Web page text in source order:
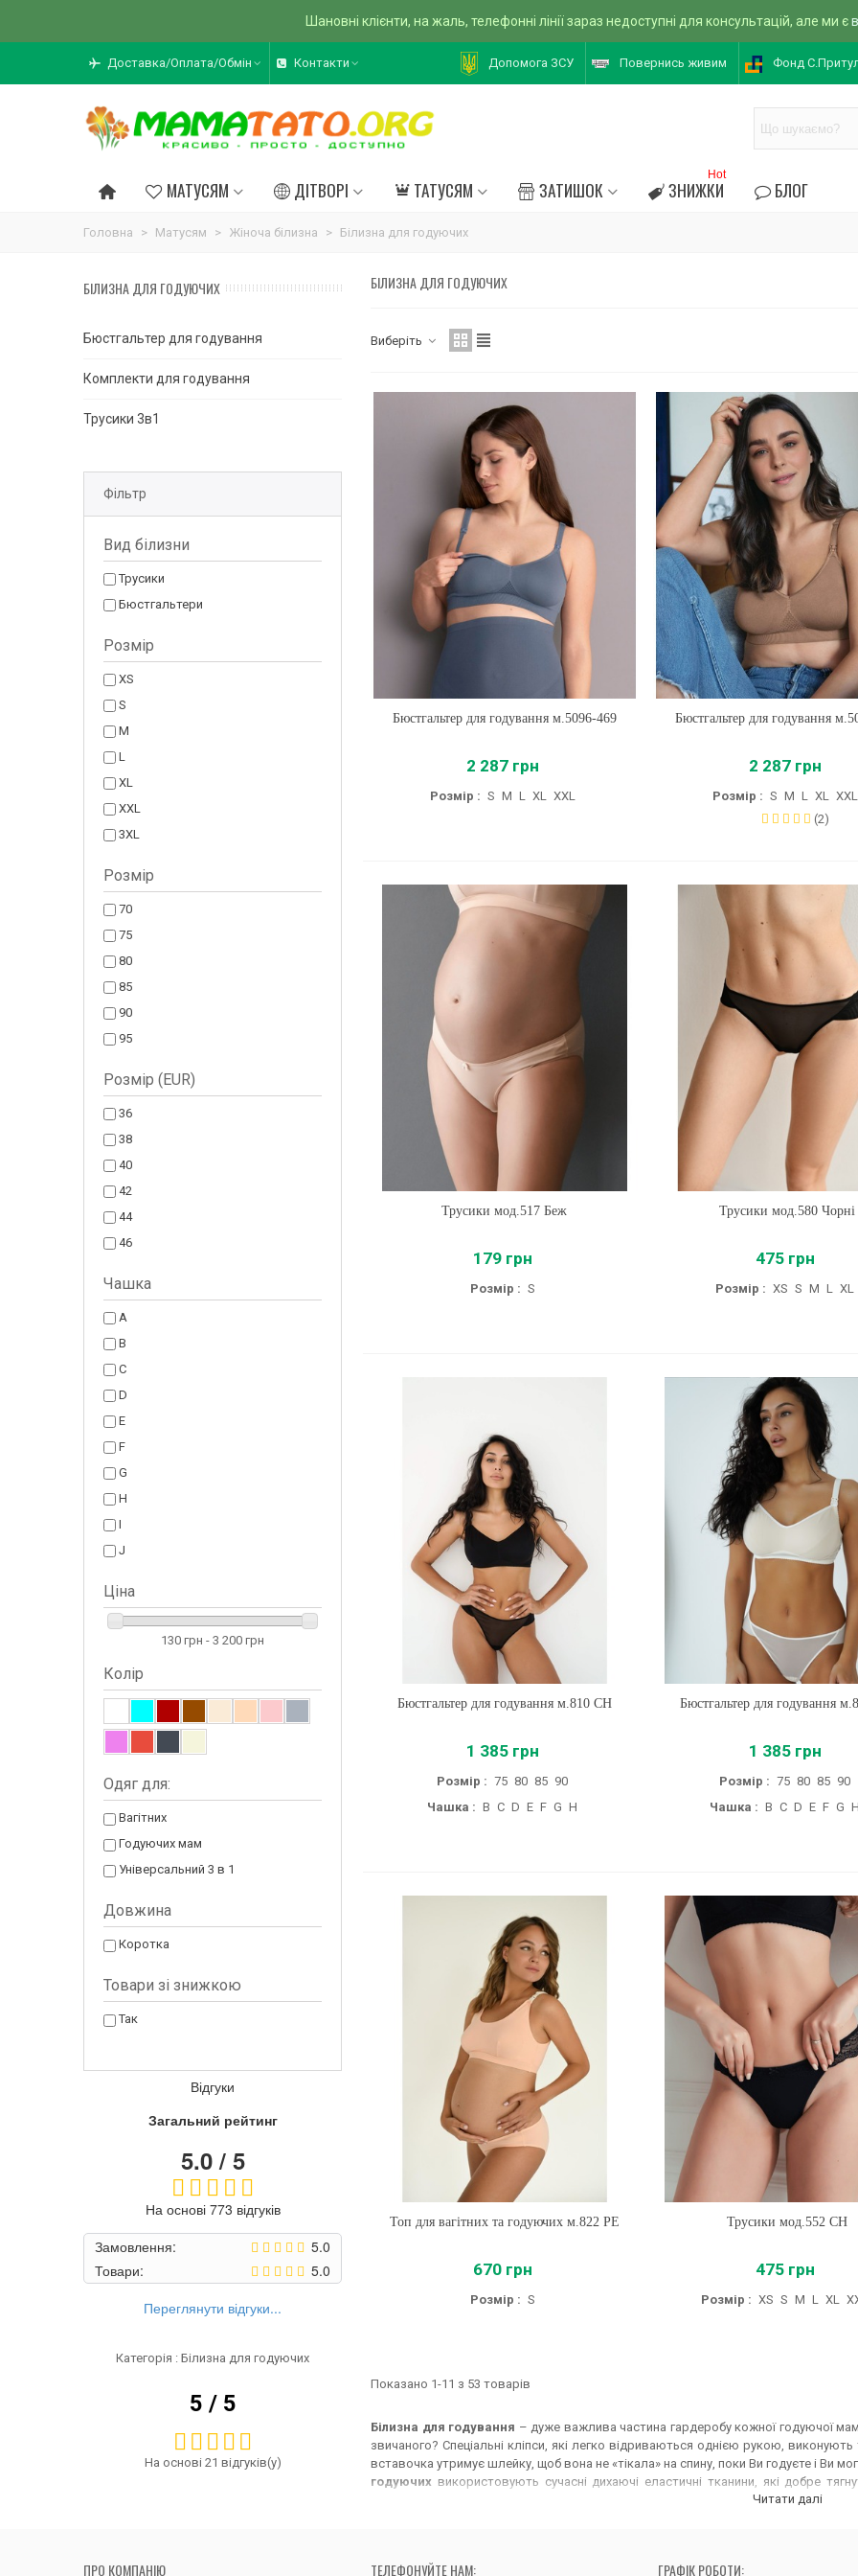
Шановні клієнти, на жаль, телефонні лінії зараз недоступні для консультацій, але ми є
Доставка/Оплата/Обмін Контакти Допомога ЗСУ Повернись живим Фонд
МАТУСЯМ ДІТВОРІ ТАТУСЯМ ЗАТИШОК ЗНИЖКИ
Hot
БЛОГ
Головна > Матусям > Жіноча білизна > Білизна для годуючих
БІЛИЗНА ДЛЯ ГОДУЮЧИХ
Бюстгальтер для годування
Комплекти для годування
Трусики 3в1
Фільтр
Вид білизни
Трусики
Бюстгальтери
Розмір
XS
S
M
L
XL
XXL
3XL
Розмір
70
75
80
85
90
95
Розмір (EUR)
36
38
40
42
44
46
Чашка
A
B
C
D
E
F
G
H
I
J
Ціна
130 грн - 3 200 грн
Колір
Одяг для:
Вагітних
Годуючих мам
Універсальний 3 в 1
Довжина
Коротка
Товари зi знижкою
Так
Відгуки
Загальний рейтинг
5.0 / 5
На основі 773 відгуків
Замовлення:
5.0
Товари:
5.0
Переглянути відгуки...
Категорія : Білизна для годуючих
5 / 5
На основі 21 відгуків(у)
БІЛИЗНА ДЛЯ ГОДУЮЧИХ
Виберіть
Купити
Бюстгальтер для годування м.5096-469
2 287 грн
Розмір : S M L XL XXL
Купити
Бюстгальтер для годування
2 287 грн
Розмір : S M L XL XXL
(2)
Купити
Трусики мод.517 Беж
179 грн
Розмір : S
Купити
Трусики мод.580 Чорні
475 грн
Розмір : XS S M L XL
Купити
Бюстгальтер для годування м.810 CH
1 385 грн
Розмір : 75 80 85 90
Чашка : B C D E F G H
Купити
Бюстгальтер для годування
1 385 грн
Розмір : 75 80 85 90
Чашка : B C D E F G H
Купити
Топ для вагітних та годуючих м.822 PE
670 грн
Розмір : S
Купити
Трусики мод.552 CH
475 грн
Розмір : XS S M L XL
Показано 1-11 з 53 товарів
Білизна для годування – дуже важлива частина гардеробу кожної годуючої
звичаного? Спеціальні кліпси, які легко відриваються однією рукою,
вставочка утримує шлейку, щоб вона не «тікала» на спину, поки Ви годуєте і Ви
годуючих використовують сучасні дихаючі еластичні тканини, які добре
набирання молочка. Бретелі використовуються посилені, у більших розмірах
настрій та дарує впевненість в собі!
Читати далі
ПРО КОМПАНІЮ ТЕЛЕФОНУЙТЕ НАМ: ГРАФІК РОБОТИ: